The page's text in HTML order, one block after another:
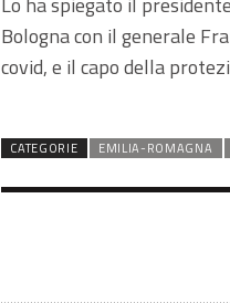
Bologna con il generale
covid, e il capo della
CATEGORIE EMILIA-ROMAGNA